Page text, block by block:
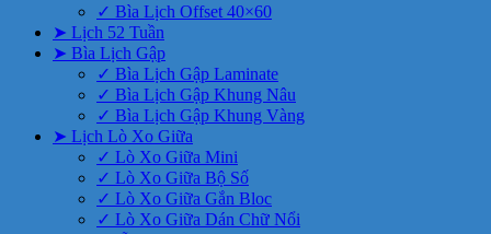
✓ Bìa Lịch Offset 40×60
➤ Lịch 52 Tuần
➤ Bìa Lịch Gập
✓ Bìa Lịch Gập Laminate
✓ Bìa Lịch Gập Khung Nâu
✓ Bìa Lịch Gập Khung Vàng
➤ Lịch Lò Xo Giữa
✓ Lò Xo Giữa Mini
✓ Lò Xo Giữa Bộ Số
✓ Lò Xo Giữa Gắn Bloc
✓ Lò Xo Giữa Dán Chữ Nổi